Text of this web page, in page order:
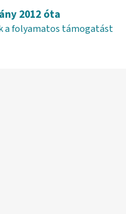
2012 óta
a folyamatos támogatást